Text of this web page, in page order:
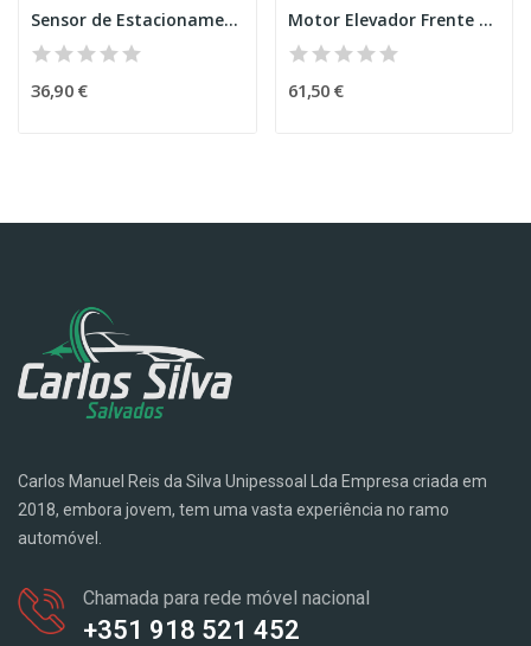
Sensor de Estacionamento – OPEL CORSA F
36,90 €
Motor Elevador Frente Direito – RENAULT MEGANE...
61,50 €
Carlos Manuel Reis da Silva Unipessoal Lda Empresa criada em
2018, embora jovem, tem uma vasta experiência no ramo
automóvel.
Chamada para rede móvel nacional
+351 918 521 452